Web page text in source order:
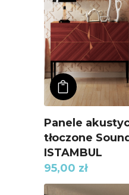
ADD TO
Panele
tłoczone
ISTAMBUL
95,00 zł